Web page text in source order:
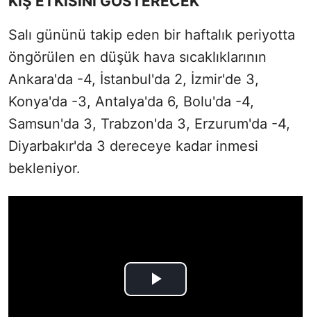
Salı gününü takip eden bir haftalık periyotta
öngörülen en düşük hava sıcaklıklarının
Ankara'da -4, İstanbul'da 2, İzmir'de 3,
Konya'da -3, Antalya'da 6, Bolu'da -4,
Samsun'da 3, Trabzon'da 3, Erzurum'da -4,
Diyarbakır'da 3 dereceye kadar inmesi
bekleniyor.